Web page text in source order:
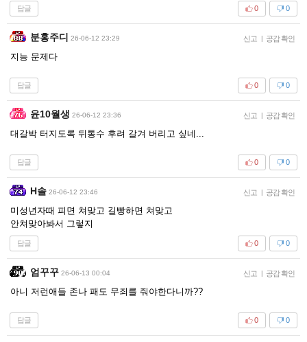
답글 0
0
분홍주디 26-06-12 23:29 신고 | 공감 확인
지능 문제다
답글 0
0
윤10월생 26-06-12 23:36 신고 | 공감 확인
대갈박 터지도록 뒤통수 후려 갈겨 버리고 싶네...
답글 0
0
H솔 26-06-12 23:46 신고 | 공감 확인
미성년자때 피면 쳐맞고 길빵하면 쳐맞고
안쳐맞아봐서 그렇지
답글 0
0
엄꾸꾸 26-06-13 00:04 신고 | 공감 확인
아니 저런애들 존나 패도 무죄를 줘야한다니까??
답글 0
0